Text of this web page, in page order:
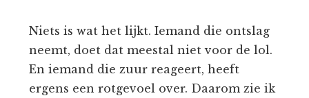
Niets is wat het lijkt. Iemand die ontslag
neemt, doet dat meestal niet voor de lol.
En iemand die zuur reageert, heeft
ergens een rotgevoel over. Daarom zie ik